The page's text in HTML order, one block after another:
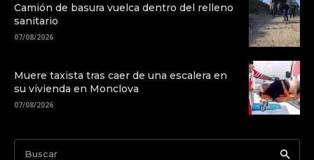
Camión de basura vuelca dentro del relleno
sanitario
07/08/2026
Muere taxista tras caer de una escalera en
su vivienda en Monclova
07/08/2026
Buscar